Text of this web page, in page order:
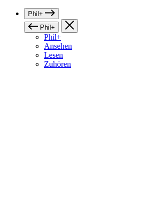
Phil+
Phil+
Phil+
Ansehen
Lesen
Zuhören